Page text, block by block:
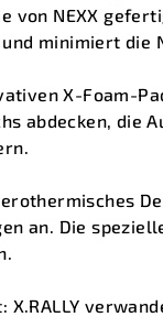
von NEXX
minimiert die
X-Foam-
abdecken, die
an. Die
X.RALLY